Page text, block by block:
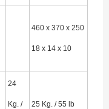
460 x 370 x 250
18 x 14 x 10
24
Kg. / 25 Kg. / 55 lb